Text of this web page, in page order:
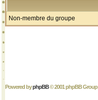
Non-membre du groupe
Powered byphpBB© 2001 phpBB Group